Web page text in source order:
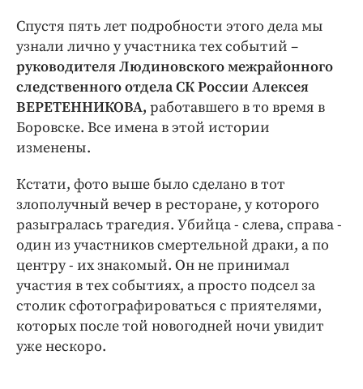
Спустя пять лет подробности этого дела мы
узнали лично у участника тех событий –
руководителя Людиновского межрайонного
следственного отдела СК России Алексея
ВЕРЕТЕННИКОВА, работавшего в то время в
Боровске. Все имена в этой истории
изменены.
Кстати, фото выше было сделано в тот
злополучный вечер в ресторане, у которого
разыгралась трагедия. Убийца - слева, справа -
один из участников смертельной драки, а по
центру - их знакомый. Он не принимал
участия в тех событиях, а просто подсел за
столик сфотографироваться с приятелями,
которых после той новогодней ночи увидит
уже нескоро.